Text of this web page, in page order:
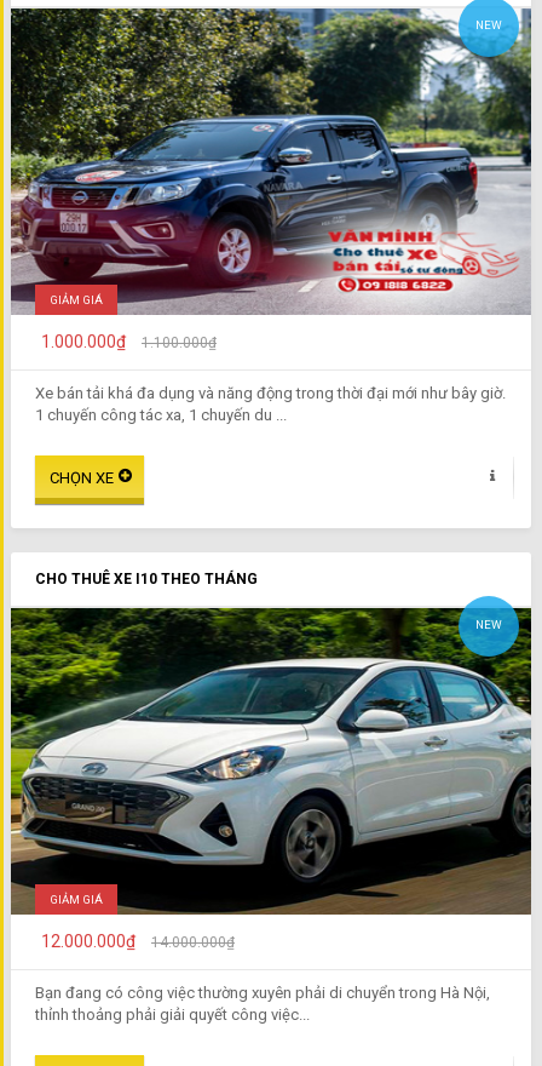
NEW
GIẢM GIÁ
1.000.000₫ 1.100.000₫
Xe bán tải khá đa dụng và năng động trong thời đại mới như bây giờ.
1 chuyến công tác xa, 1 chuyến du ...
CHO THUÊ XE I10 THEO THÁNG
NEW
GIẢM GIÁ
12.000.000₫ 14.000.000₫
Bạn đang có công việc thường xuyên phải di chuyển trong Hà Nội,
thỉnh thoảng phải giải quyết công việc...